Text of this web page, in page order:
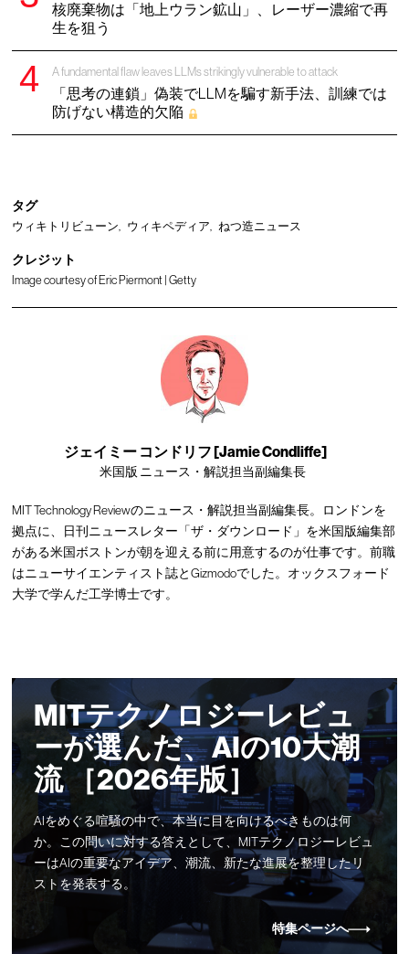
核廃棄物は「地上ウラン鉱山」、レーザー濃縮で再
生を狙う
A fundamental flaw leaves LLMs strikingly vulnerable to attack
「思考の連鎖」偽装でLLMを騙す新手法、訓練では
防げない構造的欠陥
タグ
ウィキトリビューン ウィキペディア ねつ造ニュース
クレジット
Image courtesy of Eric Piermont | Getty
ジェイミー コンドリフ [Jamie Condliffe]
米国版 ニュース・解説担当副編集長
MIT Technology Reviewのニュース・解説担当副編集長。ロンドンを
拠点に、日刊ニュースレター「ザ・ダウンロード」を米国版編集部
がある米国ボストンが朝を迎える前に用意するのが仕事です。前職
はニューサイエンティスト誌とGizmodoでした。オックスフォード
大学で学んだ工学博士です。
MITテクノロジーレビュ
ーが選んだ、AIの10大潮
流 ［2026年版］
AIをめぐる喧騒の中で、本当に目を向けるべきものは何
か。この問いに対する答えとして、MITテクノロジーレビュ
ーはAIの重要なアイデア、潮流、新たな進展を整理したリ
ストを発表する。
特集ページへ